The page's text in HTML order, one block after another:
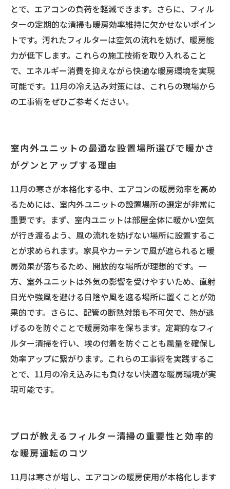
とで、エアコンの負荷を軽減できます。さらに、フィル
ターの定期的な清掃も暖房効率維持に欠かせないポイン
トです。汚れたフィルターは空気の流れを妨げ、暖房能
力が低下します。これらの施工技術を取り入れること
で、エネルギー消費を抑えながら快適な暖房環境を実現
可能です。11月の冷え込み対策には、これらの現場から
の工事術をぜひご参考ください。
室内外ユニットの最適な設置場所選びで暖かさ
がグンとアップする理由
11月の寒さが本格化する中、エアコンの暖房効率を高め
るためには、室内外ユニットの設置場所の選定が非常に
重要です。まず、室内ユニットは部屋全体に暖かい空気
が行き渡るよう、風の流れを妨げない場所に設置するこ
とが求められます。家具やカーテンで風が遮られると暖
房効果が落ちるため、開放的な場所が理想的です。一
方、室外ユニットは外気の影響を受けやすいため、直射
日光や強風を避ける日陰や風を遮る場所に置くことが効
果的です。さらに、配管の断熱対策も不可欠で、熱が逃
げるのを防ぐことで暖房効率を保ちます。定期的なフィ
ルター清掃を行い、埃の付着を防ぐことも風量を確保し
効率アップに繋がります。これらの工事術を実践するこ
とで、11月の冷え込みにも負けない快適な暖房環境が実
現可能です。
プロが教えるフィルター清掃の重要性と効率的
な暖房運転のコツ
11月は寒さが増し、エアコンの暖房使用が本格化します